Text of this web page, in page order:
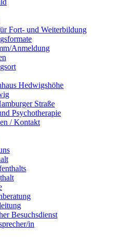
Fort- und Weiterbildung
Anmeldung
Hedwigshöhe
Straße
Psychotherapie
/ Kontakt
Besuchsdienst
in